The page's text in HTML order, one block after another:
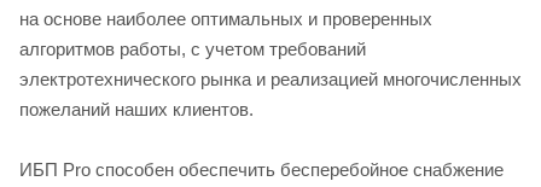
на основе наиболее оптимальных и проверенных
алгоритмов работы, с учетом требований
электротехнического рынка и реализацией многочисленных
пожеланий наших клиентов.
ИБП Pro способен обеспечить бесперебойное снабжение